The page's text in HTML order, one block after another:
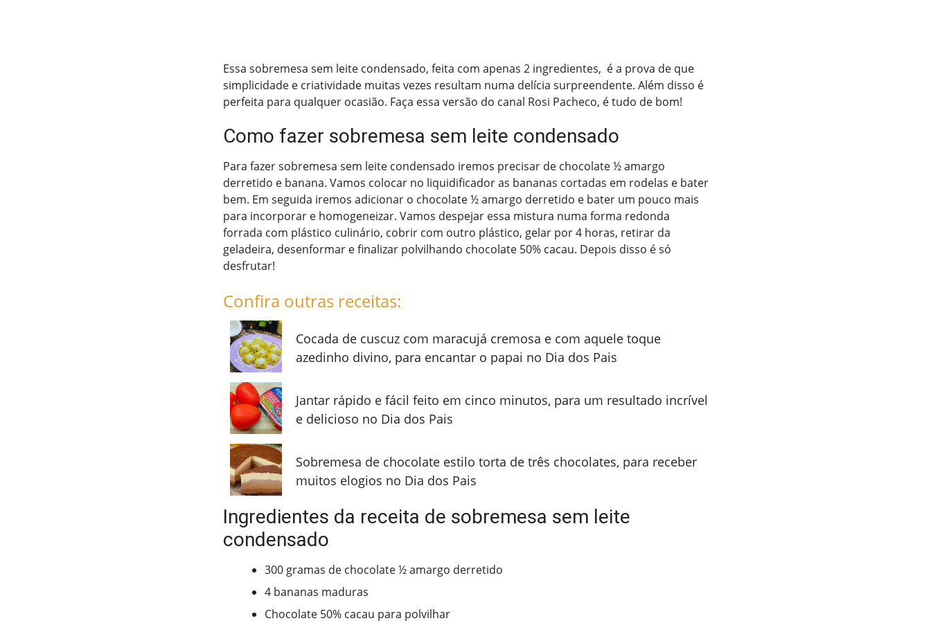
Essa sobremesa sem leite condensado, feita com apenas 2 ingredientes, é a prova de que
simplicidade e criatividade muitas vezes resultam numa delícia surpreendente. Além disso é
perfeita para qualquer ocasião. Faça essa versão do canal Rosi Pacheco, é tudo de bom!
Como fazer sobremesa sem leite condensado
Para fazer sobremesa sem leite condensado iremos precisar de chocolate ½ amargo
derretido e banana. Vamos colocar no liquidificador as bananas cortadas em rodelas e bater
bem. Em seguida iremos adicionar o chocolate ½ amargo derretido e bater um pouco mais
para incorporar e homogeneizar. Vamos despejar essa mistura numa forma redonda
forrada com plástico culinário, cobrir com outro plástico, gelar por 4 horas, retirar da
geladeira, desenformar e finalizar polvilhando chocolate 50% cacau. Depois disso é só
desfrutar!
Confira outras receitas:
Cocada de cuscuz com maracujá cremosa e com aquele toque
azedinho divino, para encantar o papai no Dia dos Pais
Jantar rápido e fácil feito em cinco minutos, para um resultado incrível
e delicioso no Dia dos Pais
Sobremesa de chocolate estilo torta de três chocolates, para receber
muitos elogios no Dia dos Pais
Ingredientes da receita de sobremesa sem leite
condensado
300 gramas de chocolate ½ amargo derretido
4 bananas maduras
Chocolate 50% cacau para polvilhar